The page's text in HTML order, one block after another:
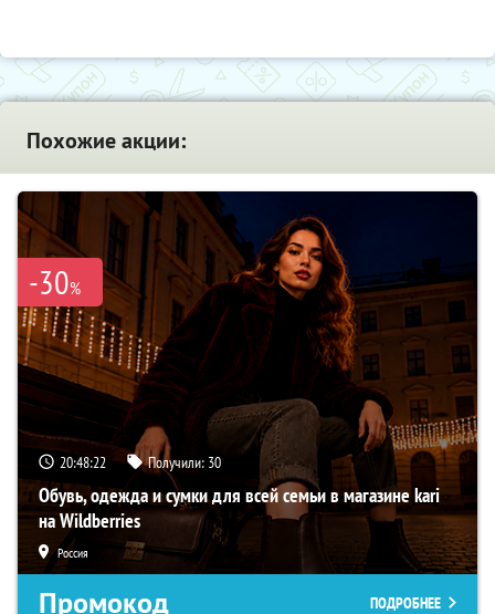
Похожие акции:
-30%
20:48:21 Получили: 30
Обувь, одежда и сумки для всей семьи в магазине kari
на Wildberries
Россия
Промокод ПОДРОБНЕЕ